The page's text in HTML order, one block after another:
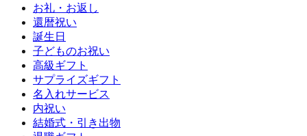
お礼・お返し
還暦祝い
誕生日
子どものお祝い
高級ギフト
サプライズギフト
名入れサービス
内祝い
結婚式・引き出物